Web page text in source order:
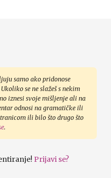
samo ako pridonose
se ne slažeš s nekim
iznesi svoje mišljenje ali na
odnosi na gramatičke ili
ili bilo što drugo što
.
Prijavi se?